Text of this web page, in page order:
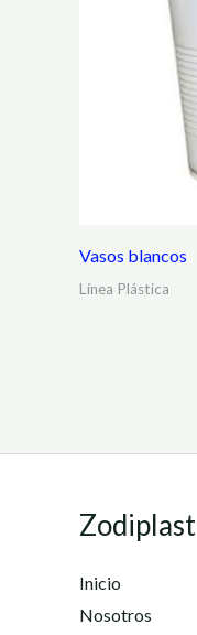
Vasos blancos
Línea Plástica
Zodiplast
Inicio
Nosotros